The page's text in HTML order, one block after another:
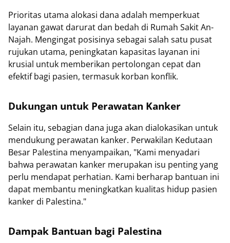
Prioritas utama alokasi dana adalah memperkuat
layanan gawat darurat dan bedah di Rumah Sakit An-
Najah. Mengingat posisinya sebagai salah satu pusat
rujukan utama, peningkatan kapasitas layanan ini
krusial untuk memberikan pertolongan cepat dan
efektif bagi pasien, termasuk korban konflik.
Dukungan untuk Perawatan Kanker
Selain itu, sebagian dana juga akan dialokasikan untuk
mendukung perawatan kanker. Perwakilan Kedutaan
Besar Palestina menyampaikan, "Kami menyadari
bahwa perawatan kanker merupakan isu penting yang
perlu mendapat perhatian. Kami berharap bantuan ini
dapat membantu meningkatkan kualitas hidup pasien
kanker di Palestina."
Dampak Bantuan bagi Palestina